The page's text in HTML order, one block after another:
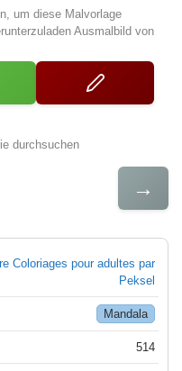
um diese Malvorlage
Ausmalbild von
durchsuchen
→
Coloriages pour adultes par
Peksel
Mandala
514